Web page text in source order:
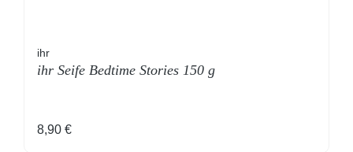
ihr
ihr Seife Bedtime Stories 150 g
Regulärer Preis:
8,90 €